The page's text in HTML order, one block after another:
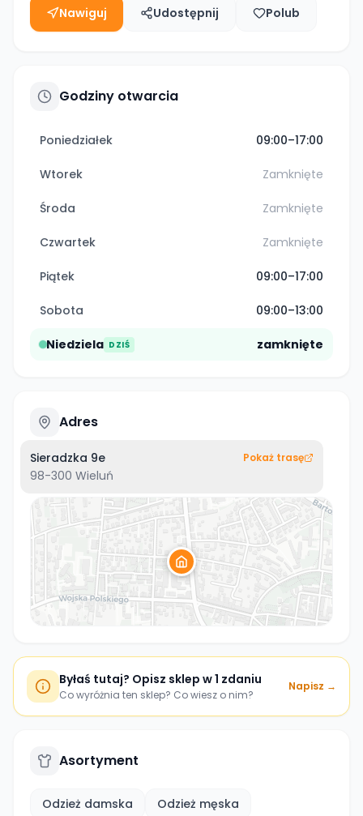
Nawiguj Udostępnij Polub
Godziny otwarcia
Poniedziałek 09:00–17:00
Wtorek Zamknięte
Środa Zamknięte
Czwartek Zamknięte
Piątek 09:00–17:00
Sobota 09:00–13:00
Niedziela DZIŚ zamknięte
Adres
Sieradzka 9e
98-300 Wieluń
Pokaż trasę
Byłaś tutaj? Opisz sklep w 1 zdaniu
Co wyróżnia ten sklep? Co wiesz o nim?
Napisz →
Asortyment
Odzież damska
Odzież męska